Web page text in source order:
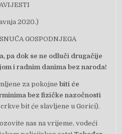
2020.)
GOSPODNJEGA
pa dok se ne odluči drugačije
i radnim danima bez naroda!
za pokojnebiti će
bez fizičke nazočnosti
bit će slavljene u Gorici).
nas na vrijeme, vodeći